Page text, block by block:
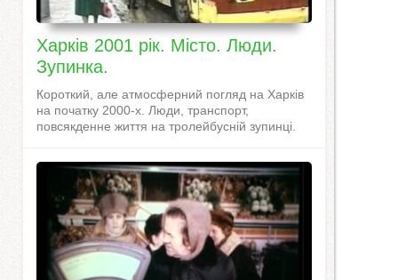
Харків 2001 рік. Місто. Люди.
Зупинка.
Короткий, але атмосферний погляд на Харків
на початку 2000-х. Люди, транспорт,
повсякденне життя на тролейбусній зупинці.